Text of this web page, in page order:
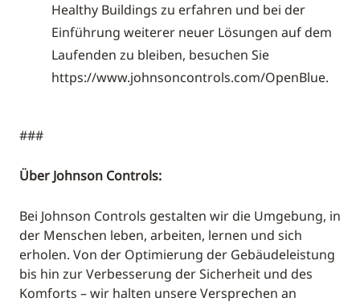
Healthy Buildings zu erfahren und bei der
Einführung weiterer neuer Lösungen auf dem
Laufenden zu bleiben, besuchen Sie
https://www.johnsoncontrols.com/OpenBlue.
###
Über Johnson Controls:
Bei Johnson Controls gestalten wir die Umgebung, in
der Menschen leben, arbeiten, lernen und sich
erholen. Von der Optimierung der Gebäudeleistung
bis hin zur Verbesserung der Sicherheit und des
Komforts – wir halten unsere Versprechen an